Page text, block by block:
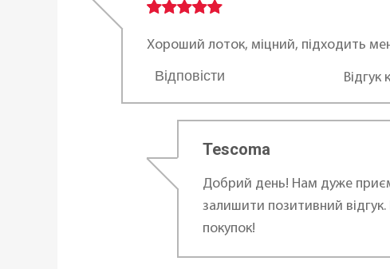
Хороший лоток, міцний, підходить
...Відповісти Відгук
Tescoma
Добрий день! Нам дуже
залишити позитивний
покупок!